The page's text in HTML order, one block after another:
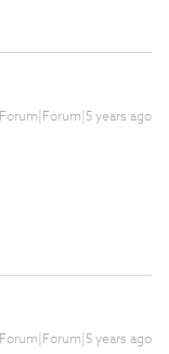
Forum|Forum|5 years ago
Forum|Forum|5 years ago